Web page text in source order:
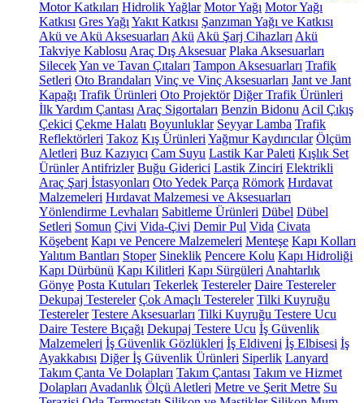
Motor Katkıları Hidrolik Yağlar Motor Yağı Motor Yağı
Katkısı Gres Yağı Yakıt Katkısı Şanzıman Yağı ve Katkısı
Akü ve Akü Aksesuarları Akü Akü Şarj Cihazları Akü
Takviye Kablosu Araç Dış Aksesuar Plaka Aksesuarları
SilecekYan ve Tavan Çıtaları Tampon Aksesuarları Trafik
Setleri Oto Brandaları Vinç ve Vinç Aksesuarları Jant ve Jant
Kapağı Trafik Ürünleri Oto Projektör Diğer Trafik Ürünleri
İlk Yardım Çantası Araç Sigortaları Benzin Bidonu Acil Çıkış
Çekici Çekme Halatı Boyunluklar Seyyar Lamba Trafik
Reflektörleri Takoz Kış Ürünleri Yağmur Kaydırıcılar Ölçüm
Aletleri Buz Kazıyıcı Cam Suyu Lastik Kar Paleti Kışlık Set
Ürünler Antifrizler Buğu Giderici Lastik Zinciri Elektrikli
Araç Şarj İstasyonları Oto Yedek Parça Römork Hırdavat
Malzemeleri Hırdavat Malzemesi ve Aksesuarları
Yönlendirme Levhaları Sabitleme Ürünleri Dübel Dübel
Setleri Somun Çivi Vida-Çivi Demir Pul Vida Civata
Köşebent Kapı ve Pencere Malzemeleri Menteşe Kapı Kolları
Yalıtım Bantları Stoper Sineklik Pencere Kolu Kapı Hidroliği
Kapı Dürbünü Kapı Kilitleri Kapı Sürgüleri Anahtarlık
Gönye Posta Kutuları Tekerlek Testereler Daire Testereler
Dekupaj Testereler Çok Amaçlı Testereler Tilki Kuyruğu
Testereler Testere Aksesuarları Tilki Kuyruğu Testere Ucu
Daire Testere Bıçağı Dekupaj Testere Ucu İş Güvenlik
Malzemeleri İş Güvenlik Gözlükleri İş Eldiveni İş Elbisesi İş
Ayakkabısı Diğer İş Güvenlik Ürünleri Siperlik Lanyard
Takım Çanta Ve Dolapları Takım Çantası Takım ve Hizmet
Dolapları Avadanlık Ölçü Aletleri Metre ve Şerit Metre Su